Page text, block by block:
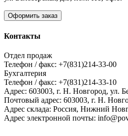
Оформить заказ
Контакты
Отдел продаж
Телефон / факс: +7(831)214-33-00
Бухгалтерия
Телефон / факс: +7(831)214-33-10
Адрес: 603003, г. Н. Новгород, ул.
Почтовый адрес: 603003, г. Н.
Адрес склада: Россия, Нижний
Адрес электронной почты: